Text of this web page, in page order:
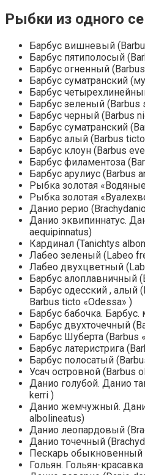
Рыбки из одного
Барбус вишневый
Барбус пятиполосый
Барбус огненный
Барбус суматранский
Барбус
Барбус зеленый
Барбус черный (Barbus
Барбус суматранский
Барбус алый (Barbus
Барбус клоун (Barbus
Барбус филаментоза
Барбус арулиус (Barbus
Рыбка золотая
Рыбка золотая
Данио рерио
Данио эквипиннатус.
aequipinnatus)
Кардинал (Tanichtys
Лабео зеленый (Labeo
Лабео двухцветный
Барбус алоплавничный
Барбус одесский , алый
Barbus ticto «Odessa» )
Барбус бабочка.
Барбус двухточечный
Барбус Шуберта (Barbus
Барбус латеристрига
Барбус полосатый
Усач островной (Barbus
Данио голубой. Данио
kerri )
Данио жемчужный.
albolineatus)
Данио леопардовый
Данио точечный
Пескарь обыкновенный
Гольян. Гольян-